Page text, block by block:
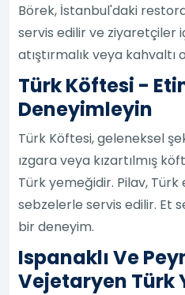
Börek, İstanbul'daki
servis edilir ve ziyaretçiler
atıştırmalık veya kahvaltı
Türk Köftesi -
Deneyimleyin
Türk Köftesi, geleneksel
ızgara veya kızartılmış
Türk yemeğidir. Pilav,
sebzelerle servis edilir. Et
bir deneyim.
Ispanaklı Ve
Vejetaryen Türk